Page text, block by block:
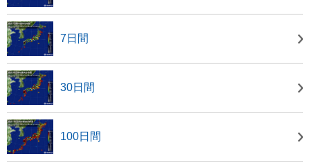
7日間
30日間
100日間